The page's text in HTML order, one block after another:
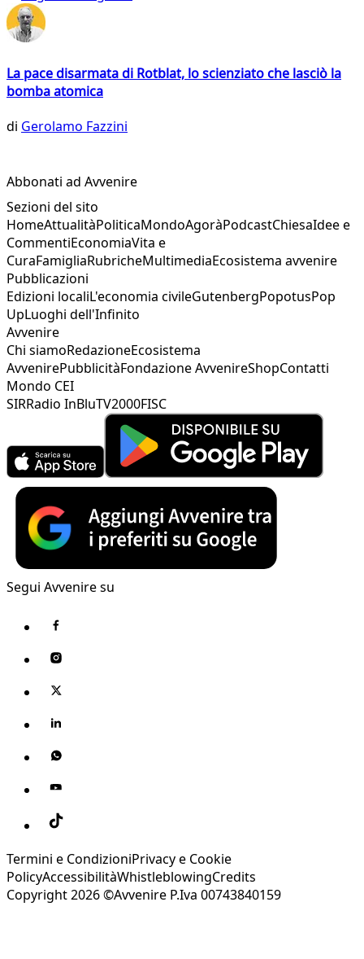
La pace disarmata di Rotblat, lo scienziato che lasciò la
bomba atomica
di Gerolamo Fazzini
Abbonati ad Avvenire
Sezioni del sito
HomeAttualitàPoliticaMondoAgoràPodcastChiesaIdee e
CommentiEconomiaVita e
CuraFamigliaRubricheMultimediaEcosistema avvenire
Pubblicazioni
Edizioni localiL'economia civileGutenbergPopotusPop
UpLuoghi dell'Infinito
Avvenire
Chi siamoRedazioneEcosistema
AvvenirePubblicitàFondazione AvvenireShopContatti
Mondo CEI
SIRRadio InBluTV2000FISC
Segui Avvenire su
Termini e CondizioniPrivacy e Cookie
PolicyAccessibilitàWhistleblowingCredits
Copyright 2026 ©Avvenire P.Iva 00743840159